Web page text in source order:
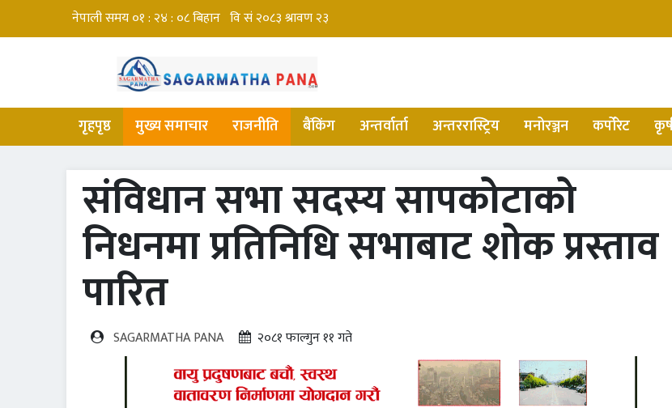
गृहपृष्ठ मुख्य समाचार राजनीति बैंकिंग अन्तर्वार्ता अन्तररास्ट्रिय मनोरञ्जन कर्पोरेट
संविधान सभा सदस्य सापकोटाको
निधनमा प्रतिनिधि सभाबाट शोक प्रस्ताव
पारित
SAGARMATHA PANA २०८१ फाल्गुन ११ गते